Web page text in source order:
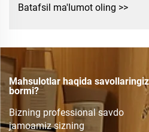
Batafsil ma'lumot oling >>
Mahsulotlar haqida savollaringiz
bormi?
Bizning professional savdo
jamoamiz sizning